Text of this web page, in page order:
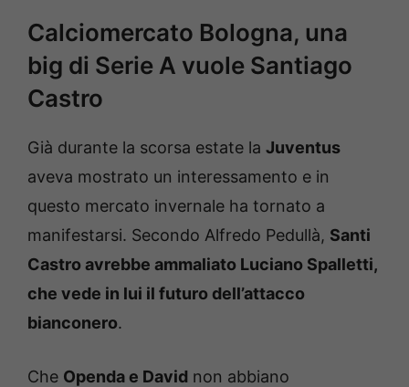
Calciomercato Bologna, una
big di Serie A vuole Santiago
Castro
Già durante la scorsa estate la Juventus
aveva mostrato un interessamento e in
questo mercato invernale ha tornato a
manifestarsi. Secondo Alfredo Pedullà, Santi
Castro avrebbe ammaliato Luciano Spalletti,
che vede in lui il futuro dell’attacco
bianconero.
Che Openda e David non abbiano